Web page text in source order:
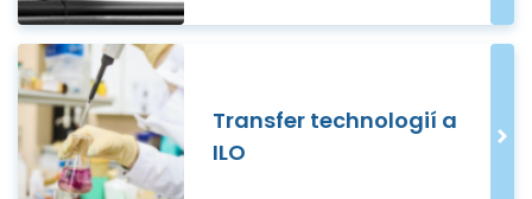
Transfer technologií a
ILO